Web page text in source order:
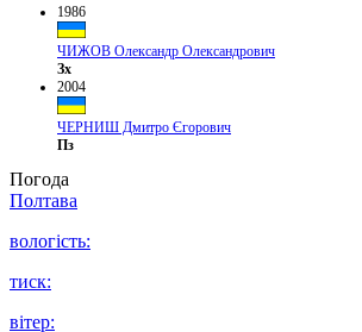
1986
ЧИЖОВ Олександр Олександрович
Зх
2004
ЧЕРНИШ Дмитро Єгорович
Пз
Погода
Полтава
вологість:
тиск:
вітер: